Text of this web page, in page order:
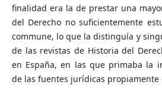
finalidad era la de prestar una
del Derecho no suficientemente
commune, lo que la distinguía y
de las revistas de Historia del
en España, en las que primaba la
de las fuentes jurídicas propiamente